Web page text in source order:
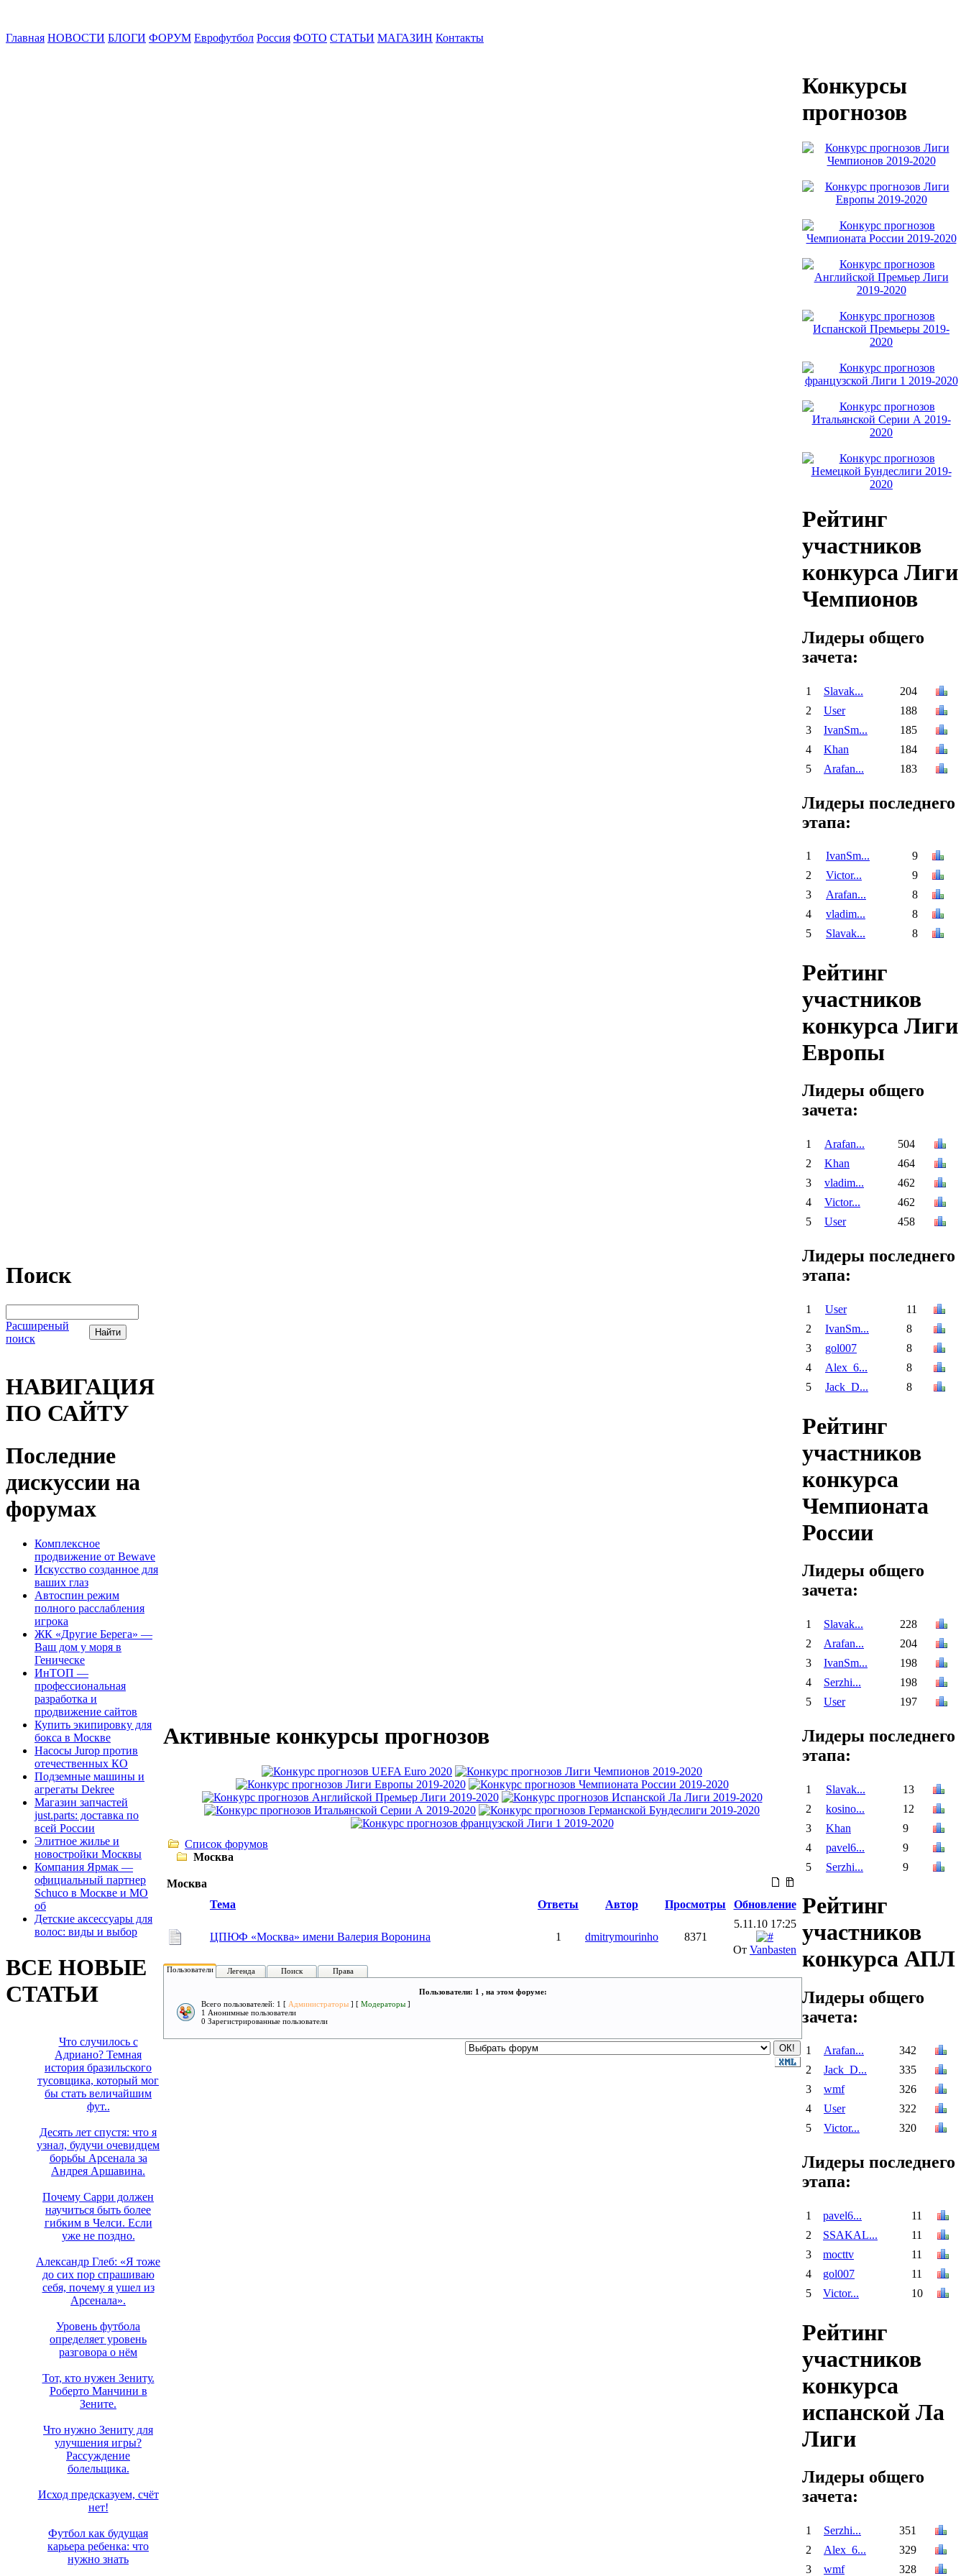
Главная НОВОСТИ БЛОГИ ФОРУМ Еврофутбол Россия ФОТО СТАТЬИ МАГАЗИН Контакты
Поиск
Расширеный
поиск
НАВИГАЦИЯ
ПО САЙТУ
Последние
дискуссии на
форумах
Комплексное
продвижение от Bewave
Искусство созданное для
ваших глаз
Автоспин режим
полного расслабления
игрока
ЖК «Другие Берега» —
Ваш дом у моря в
Геническе
ИнТОП —
профессиональная
разработка и
продвижение сайтов
Купить экипировку для
бокса в Москве
Насосы Jurop против
отечественных КО
Подземные машины и
агрегаты Dekree
Магазин запчастей
just.parts: доставка по
всей России
Элитное жилье и
новостройки Москвы
Компания Ярмак —
официальный партнер
Schuco в Москве и МО
об
Детские аксессуары для
волос: виды и выбор
ВСЕ НОВЫЕ
СТАТЬИ
Что случилось с
Адриано? Темная
история бразильского
тусовщика, который мог
бы стать величайшим
фут..
Десять лет спустя: что я
узнал, будучи очевидцем
борьбы Арсенала за
Андрея Аршавина.
Почему Сарри должен
научиться быть более
гибким в Челси. Если
уже не поздно.
Александр Глеб: «Я тоже
до сих пор спрашиваю
себя, почему я ушел из
Арсенала».
Уровень футбола
определяет уровень
разговора о нём
Тот, кто нужен Зениту.
Роберто Манчини в
Зените.
Что нужно Зениту для
улучшения игры?
Рассуждение
болельщика.
Исход предсказуем, счёт
нет!
Футбол как будущая
карьера ребенка: что
нужно знать
Активные конкурсы прогнозов
Список форумов
Москва
Москва
Тема
Ответы Автор Просмотры Обновление
ЦПЮФ «Москва» имени Валерия Воронина 1 dmitrymourinho 8371
5.11.10 17:25
От Vanbasten
Пользователи Легенда Поиск Права
Пользователи: 1 , на этом форуме:
Всего пользователей: 1 [ Администраторы ] [ Модераторы ]
1 Анонимные пользователи
0 Зарегистрированные пользователи
Конкурсы
прогнозов
Рейтинг
участников
конкурса Лиги
Чемпионов
Лидеры общего
зачета:
1 Slavak...
204
2
User
188
3
IvanSm...
185
4
Khan
184
5
Arafan... 183
Лидеры последнего
этапа:
1 IvanSm...
9
2
Victor...
9
3
Arafan...
8
4
vladim...
8
5
Slavak... 8
Рейтинг
участников
конкурса Лиги
Европы
Лидеры общего
зачета:
1 Arafan...
504
2
Khan
464
3
vladim...
462
4
Victor...
462
5
User 458
Лидеры последнего
этапа:
1 User
11
2
IvanSm...
8
3
gol007
8
4
Alex_6...
8
5
Jack_D... 8
Рейтинг
участников
конкурса
Чемпионата
России
Лидеры общего
зачета:
1 Slavak...
228
2
Arafan...
204
3
IvanSm...
198
4
Serzhi...
198
5
User 197
Лидеры последнего
этапа:
1 Slavak...
13
2
kosino...
12
3
Khan
9
4
pavel6...
9
5
Serzhi... 9
Рейтинг
участников
конкурса АПЛ
Лидеры общего
зачета:
1 Arafan...
342
2
Jack_D...
335
3
wmf
326
4
User
322
5
Victor... 320
Лидеры последнего
этапа:
1 pavel6...
11
2
SSAKAL...
11
3
mocttv
11
4
gol007
11
5
Victor... 10
Рейтинг
участников
конкурса
испанской Ла
Лиги
Лидеры общего
зачета:
1 Serzhi...
351
2
Alex_6...
329
3
wmf 328